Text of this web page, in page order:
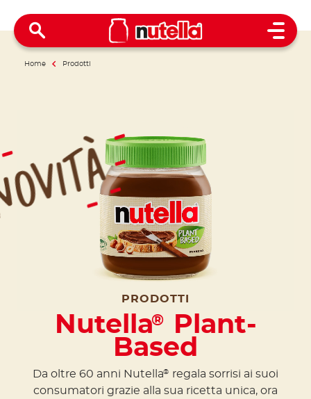
Open
Home Prodotti
PRODOTTI
Nutella®
Plant-
Based
Da oltre 60 anni Nutella® regala sorrisi ai suoi
consumatori grazie alla sua ricetta unica, ora
Novità